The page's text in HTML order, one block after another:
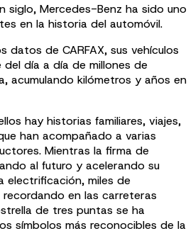
siglo, Mercedes-Benz ha sido uno
en la historia del automóvil.
datos de CARFAX, sus vehículos
día a día de millones de
acumulando kilómetros y años en
hay historias familiares, viajes,
han acompañado a varias
Mientras la firma de
al futuro y acelerando su
electrificación, miles de
en las carreteras
de tres puntas se ha
símbolos más reconocibles de la